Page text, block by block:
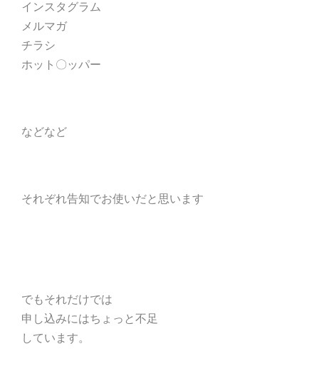
インスタグラム
メルマガ
チラシ
ホット〇ッパー
などなど
それぞれ告知でお使いだと思います
でもそれだけでは
申し込みにはちょっと不足
しています。